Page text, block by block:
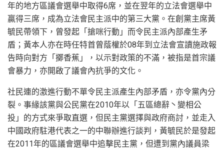
年的地方區議會選舉中取得6席，並在翌年的立法會選舉中
贏得三席，成為立法會民主派中的第三大黨。在創黨主席黃
毓民帶領下，曾發起「搶咪行動」而令民主派內部產生矛
盾；黃本人亦在時任特首曾蔭權於08年到立法會宣讀施政報
告時向對方「擲香蕉」，以示對政策的不滿，被指是首宗議
會暴力，亦開啟了議會內抗爭的文化。
社民連的激進行動不單令民主派產生內部矛盾，亦令黨內分
裂。事緣該黨與公民黨在2010年以「五區總辭丶變相公
投」的方式來爭取直選，但民主黨選擇與政府商討，並走入
中國政府駐港代表之一的中聯辦進行談判，黃毓民於是發起
在2011年的區議會選舉中追擊民主黨，但遭到黨內議員梁